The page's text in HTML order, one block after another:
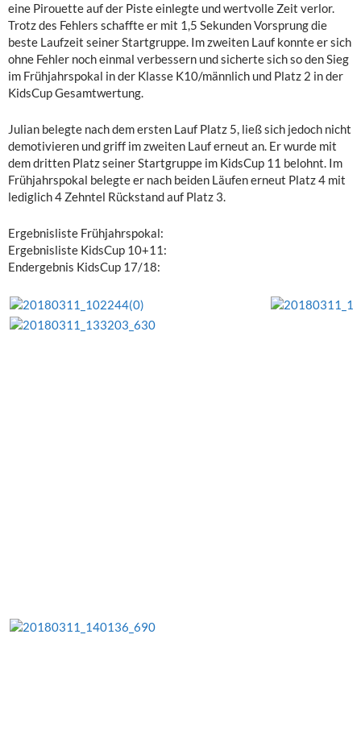
eine Pirouette auf der Piste einlegte und wertvolle Zeit verlor.
Trotz des Fehlers schaffte er mit 1,5 Sekunden Vorsprung die
beste Laufzeit seiner Startgruppe. Im zweiten Lauf konnte er sich
ohne Fehler noch einmal verbessern und sicherte sich so den Sieg
im Frühjahrspokal in der Klasse K10/männlich und Platz 2 in der
KidsCup Gesamtwertung.
Julian belegte nach dem ersten Lauf Platz 5, ließ sich jedoch nicht
demotivieren und griff im zweiten Lauf erneut an. Er wurde mit
dem dritten Platz seiner Startgruppe im KidsCup 11 belohnt. Im
Frühjahrspokal belegte er nach beiden Läufen erneut Platz 4 mit
lediglich 4 Zehntel Rückstand auf Platz 3.
Ergebnisliste Frühjahrspokal:
Ergebnisliste KidsCup 10+11:
Endergebnis KidsCup 17/18: